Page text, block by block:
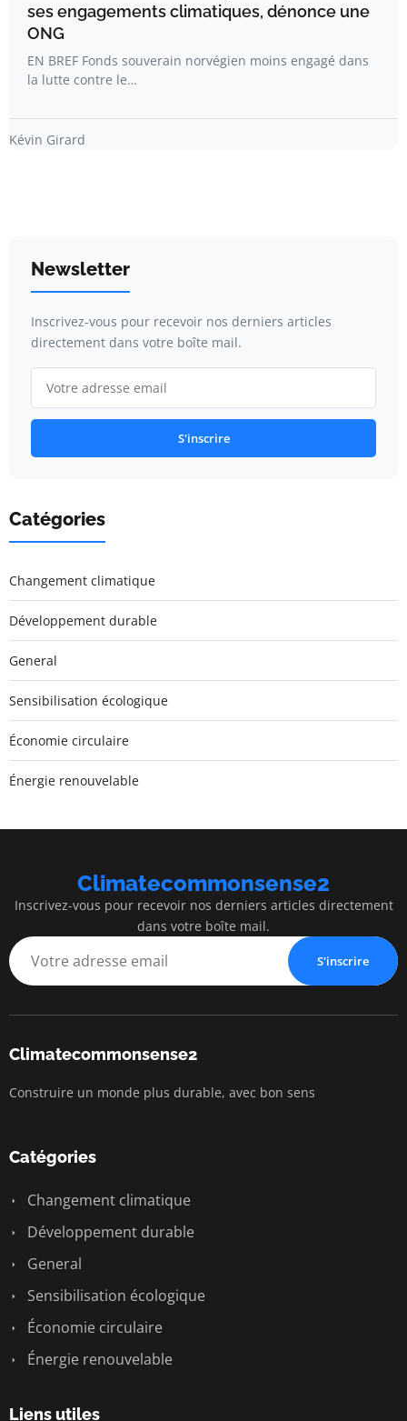
ses engagements climatiques, dénonce une
ONG
EN BREF Fonds souverain norvégien moins engagé dans
la lutte contre le…
Kévin Girard
Newsletter
Inscrivez-vous pour recevoir nos derniers articles
directement dans votre boîte mail.
S'inscrire
Catégories
Changement climatique
Développement durable
General
Sensibilisation écologique
Économie circulaire
Énergie renouvelable
Climatecommonsense2
Inscrivez-vous pour recevoir nos derniers articles directement
dans votre boîte mail.
S'inscrire
Climatecommonsense2
Construire un monde plus durable, avec bon sens
Catégories
Changement climatique
Développement durable
General
Sensibilisation écologique
Économie circulaire
Énergie renouvelable
Liens utiles